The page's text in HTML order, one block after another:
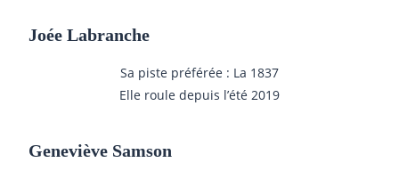
Joée Labranche
Sa piste préférée : La 1837
Elle roule depuis l’été 2019
Geneviève Samson